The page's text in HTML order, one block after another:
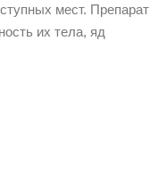
мест. Препарат
их тела, яд